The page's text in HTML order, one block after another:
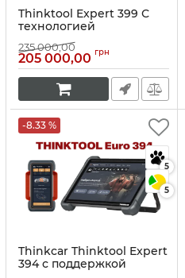
Thinktool Expert 399 С
технологией
искусственного
интеллекта 2024 г.
(легковые, электрокары,
грузовые).
Артикул:10249
235 000,00
205 000,00 грн
-8.33 %
5
5
Thinkcar Thinktool Expert
394 с поддержкой